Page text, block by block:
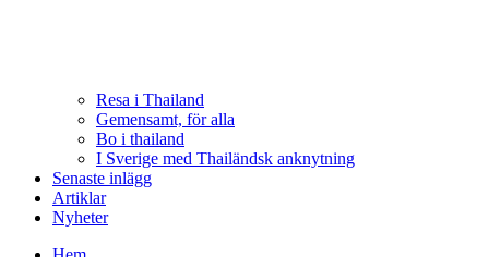
Resa i Thailand
Gemensamt, för alla
Bo i thailand
I Sverige med Thailändsk anknytning
Senaste inlägg
Artiklar
Nyheter